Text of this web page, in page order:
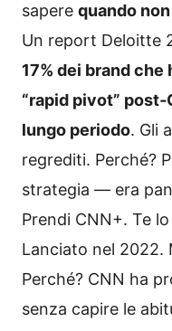
sapere quando
Un report Deloitte
17% dei brand
“rapid pivot”
lungo periodo. Gli
regrediti. Perché?
strategia — era
Prendi CNN+. Te
Lanciato nel 2022.
Perché? CNN ha
senza capire le